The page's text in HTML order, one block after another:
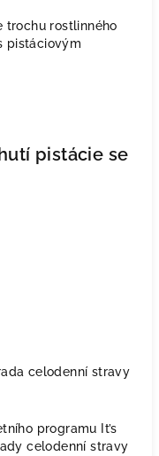
trochu rostlinného
pistáciovým
pistácie se
celodenní stravy
programu It’s
celodenní stravy